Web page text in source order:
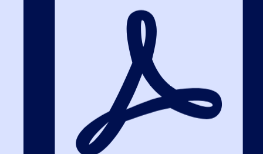
Судебный спор по 44-ФЗ: 504 часа обучения – что
важно знать заказчикам и поставщикам
Бесплатный вебинар 17 июля: изменения в закупках с 1